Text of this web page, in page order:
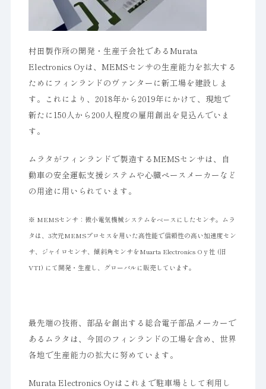
村田製作所の開発・生産子会社であるMurata
Electronics Oyは、MEMSセンサの生産能力を拡大する
ためにフィンランドのヴァンターに新工場を建設しま
す。これにより、2018年から2019年にかけて、現地で
新たに150人から200人程度の雇用創出を見込んでいま
す。
ムラタがフィンランドで製造するMEMSセンサは、自
動車の安全運転支援システムや心臓ペースメーカーなど
の用途に用いられています。
※ MEMSセンサ：微小電気機械システムをベースにしたセンサ。ムラ
タは、3次元MEMSプロセスを用いた高性能で信頼性の高い加速度セン
サ、ジャイロセンサ、傾斜角センサをMuarta Electronics Oｙ社 (旧
VTI) にて開発・生産し、グローバルに販売しています。
最先端の技術、部品を創出する総合電子部品メーカーで
あるムラタは、今回のフィンランドの工場を含め、世界
各地で生産能力の拡大に努めています。
Murata Electronics Oyはこれまで駐車場として利用し